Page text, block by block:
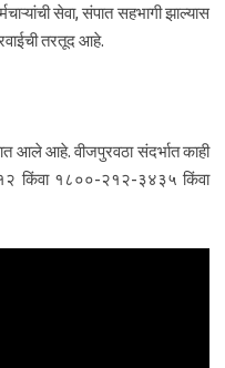
सेवा, संपात सहभागी झाल्यास
तरतूद आहे.
आले आहे. वीजपुरवठा संदर्भात काही
किंवा १८००-२१२-३४३५ किंवा